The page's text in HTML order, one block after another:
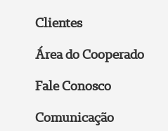
Clientes
Área do Cooperado
Fale Conosco
Comunicação